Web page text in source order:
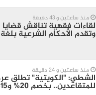
منذ ساعتين و 43 دقيقة
لقاءات فقهية تناقش قضايا
وتقدم الأحكام الشرعية
منذ ساعتين و 24 دقيقة
الشطي: "الكويتية" تطلق
للمتقاعدين.. بخصم 20% و15% للمرافق